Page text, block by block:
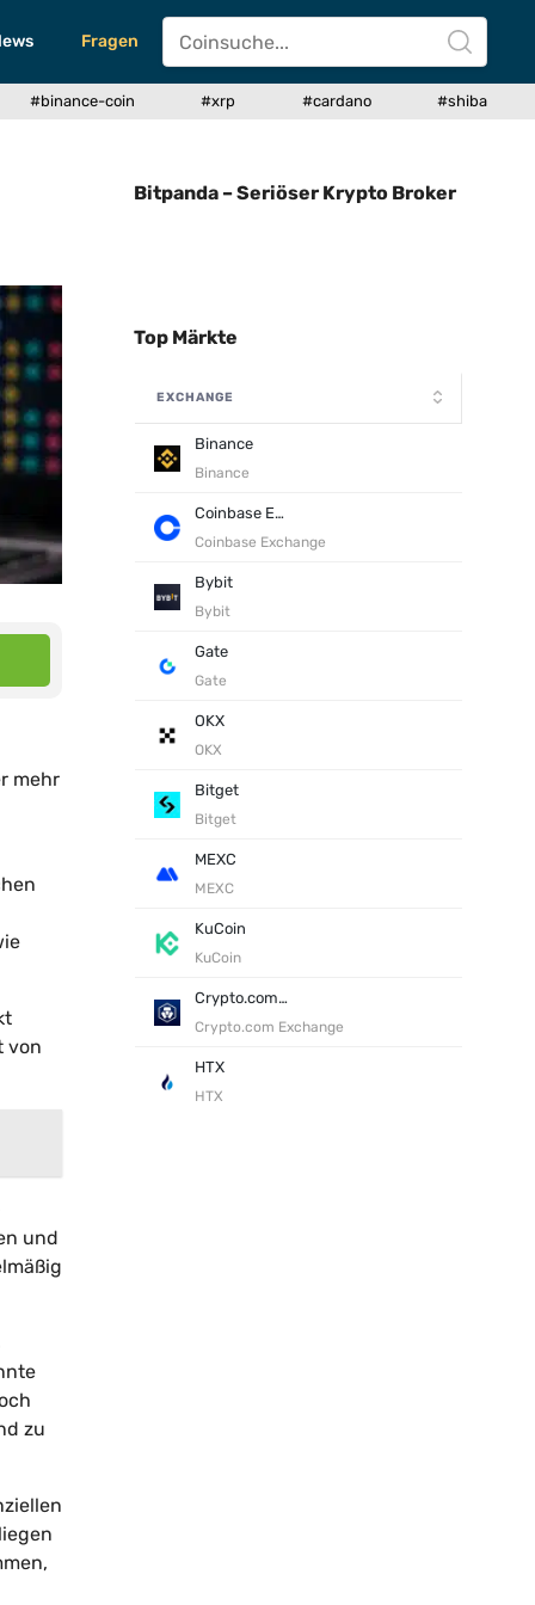
Fragen
#binance-coin #xrp #cardano #shiba
mehr
von
und
zu
Bitpanda – Seriöser Krypto Broker
Top Märkte
EXCHANGE
Binance
Binance
Coinbase Exchange
Coinbase Exchange
Bybit
Bybit
Gate
Gate
OKX
OKX
Bitget
Bitget
MEXC
MEXC
KuCoin
KuCoin
Crypto.com Exchange
Crypto.com Exchange
HTX
HTX